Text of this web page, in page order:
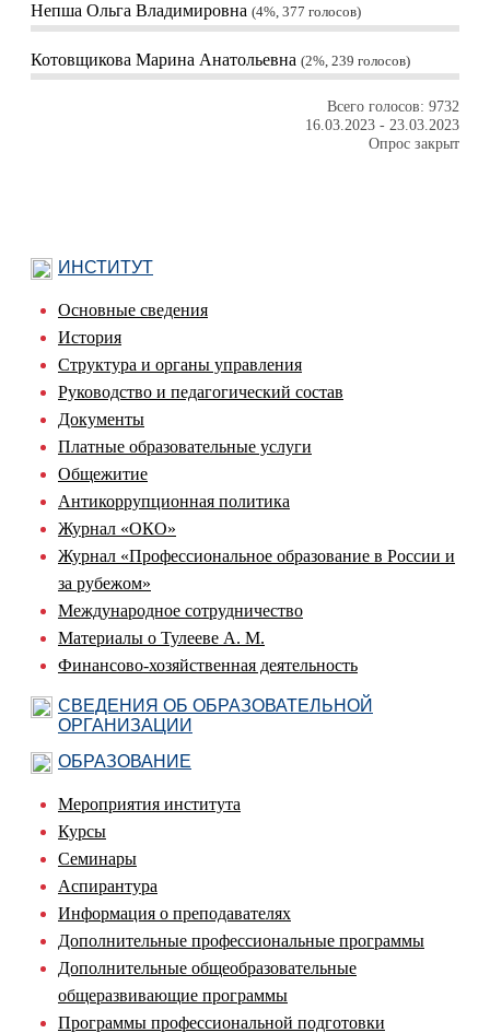
Непша Ольга Владимировна 4%, 377 голосов
Котовщикова Марина Анатольевна 2%, 239 голосов
Всего голосов: 9732
16.03.2023 - 23.03.2023
Опрос закрыт
ИНСТИТУТ
Основные сведения
История
Структура и органы управления
Руководство и педагогический состав
Документы
Платные образовательные услуги
Общежитие
Антикоррупционная политика
Журнал «ОКО»
Журнал «Профессиональное образование в России и
за рубежом»
Международное сотрудничество
Материалы о Тулееве А. М.
Финансово-хозяйственная деятельность
СВЕДЕНИЯ ОБ ОБРАЗОВАТЕЛЬНОЙ
ОРГАНИЗАЦИИ
ОБРАЗОВАНИЕ
Мероприятия института
Курсы
Семинары
Аспирантура
Информация о преподавателях
Дополнительные профессиональные программы
Дополнительные общеобразовательные
общеразвивающие программы
Программы профессиональной подготовки